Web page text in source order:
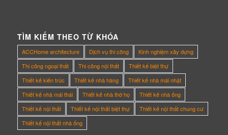
TÌM KIẾM THEO TỪ KHÓA
ACCHome architecture Dịch vụ thi công
Kinh nghiệm xây dựng
Thi công ngoại thất
Thi công nội thất
Thiết kế biệt thự
Thiết kế kiến trúc
Thiết kế nhà hàng
Thiết kế nhà mái nhật
Thiết kế nhà mái thái
Thiết kế nhà thờ họ
Thiết kế nhà ống
Thiết kế nội thất
Thiết kế nội thất biệt thự
Thiết kế nội thất chung cư
Thiết kế nội thất nhà ống